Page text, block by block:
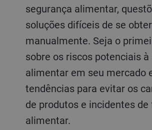
segurança alimentar,
soluções difíceis de se obter
manualmente. Seja o
sobre os riscos potenciais à
alimentar em seu mercado
tendências para evitar os
de produtos e incidentes de
alimentar.